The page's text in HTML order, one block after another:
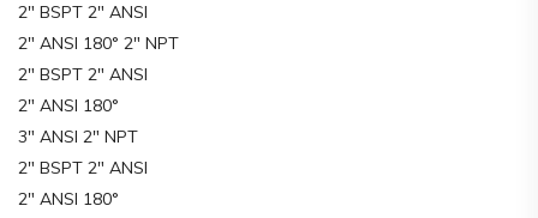
2″ BSPT 2″ ANSI
2″ ANSI 180° 2″ NPT
2″ BSPT 2″ ANSI
2″ ANSI 180°
3″ ANSI 2″ NPT
2″ BSPT 2″ ANSI
2″ ANSI 180°